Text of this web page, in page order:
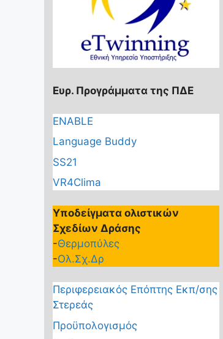
Ευρ. Προγράμματα της ΠΔΕ
ENABLE
Language Buddy
SS21
VR4Clima
Υποδείγματα ολιστικών
Σχεδίων Δράσης
-Θερμοπύλες
-Ολ.Σχ.Δρ
Περιφερειακός Επόπτης Εκπ/σης
Στερεάς
Προϋπολογισμός